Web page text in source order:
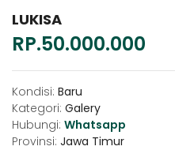
LUKISA
RP.50.000.000
Kondisi: Baru
Kategori: Galery
Hubungi: Whatsapp
Provinsi: Jawa Timur